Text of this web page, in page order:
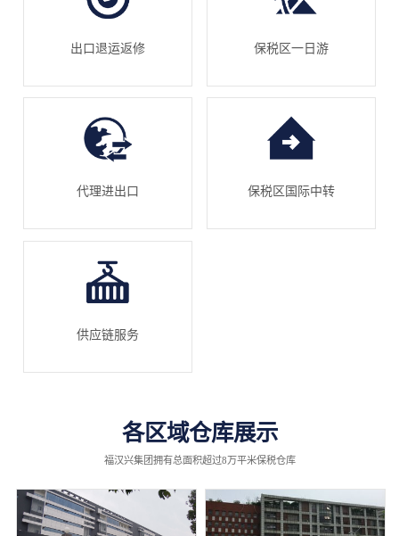
出口退运返修 保税区一日游
代理进出口 保税区国际中转
供应链服务
各区域仓库展示
福汉兴集团拥有总面积超过8万平米保税仓库